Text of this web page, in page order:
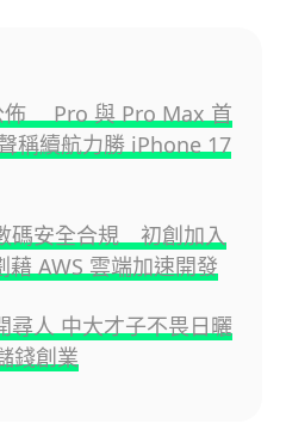
佈 Pro 與 Pro Max 首
續航力勝 iPhone 17
碼安全合規 初創加入
AWS 雲端加速開發
尋人 中大才子不畏日曬
錢創業